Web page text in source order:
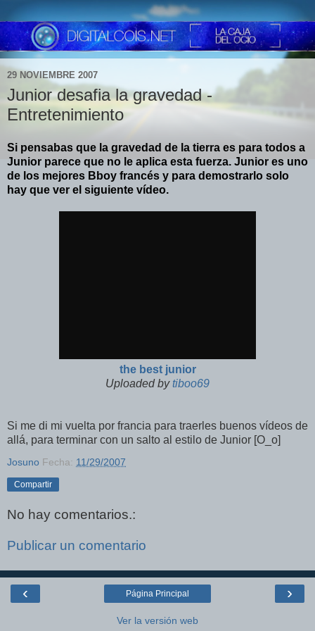
29 NOVIEMBRE 2007
Junior desafia la gravedad -
Entretenimiento
Si pensabas que la gravedad de la tierra es para todos a
Junior parece que no le aplica esta fuerza. Junior es uno
de los mejores Bboy francés y para demostrarlo solo
hay que ver el siguiente vídeo.
the best junior
Uploaded bytiboo69
Si me di mi vuelta por francia para traerles buenos vídeos de
allá, para terminar con un salto al estilo de Junior [O_o]
Josuno Fecha: 11/29/2007
Compartir
No hay comentarios.:
Publicar un comentario
‹ ›
Página Principal
Ver la versión web